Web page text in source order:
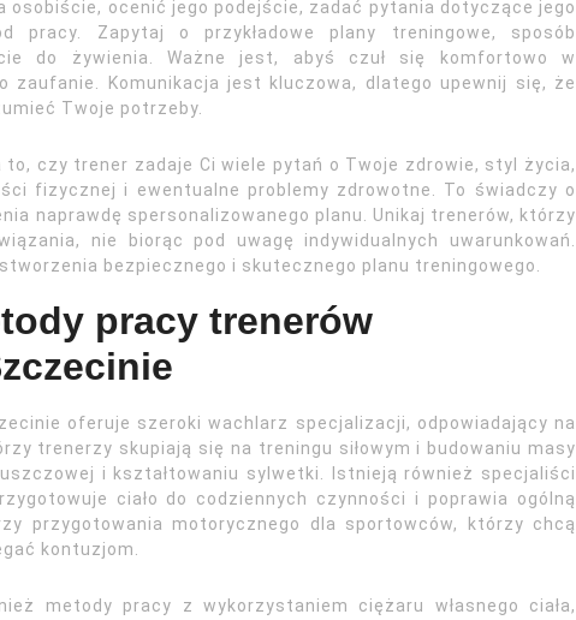
osobiście, ocenić jego podejście, zadać pytania dotyczące jego
pracy. Zapytaj o przykładowe plany treningowe, sposób
do żywienia. Ważne jest, abyś czuł się komfortowo w
zaufanie. Komunikacja jest kluczowa, dlatego upewnij się, że
Twoje potrzeby.
czy trener zadaje Ci wiele pytań o Twoje zdrowie, styl życia,
fizycznej i ewentualne problemy zdrowotne. To świadczy o
naprawdę spersonalizowanego planu. Unikaj trenerów, którzy
nie biorąc pod uwagę indywidualnych uwarunkowań.
bezpiecznego i skutecznego planu treningowego.
pracy trenerów
oferuje szeroki wachlarz specjalizacji, odpowiadający na
trenerzy skupiają się na treningu siłowym i budowaniu masy
i kształtowaniu sylwetki. Istnieją również specjaliści
ciało do codziennych czynności i poprawia ogólną
przygotowania motorycznego dla sportowców, którzy chcą
kontuzjom.
metody pracy z wykorzystaniem ciężaru własnego ciała,